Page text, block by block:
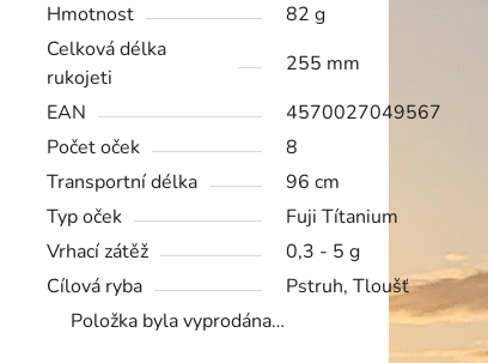
Hmotnost
82 g
Celková délka
rukojeti
255 mm
EAN
4570027049567
Počet oček
8
Transportní délka
96 cm
Typ oček
Fuji Títanium
Vrhací zátěž
0,3 - 5 g
Cílová ryba
Pstruh, Tloušť
Položka byla vyprodána…